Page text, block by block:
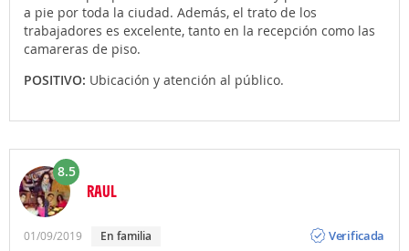
a pie por toda la ciudad. Además, el trato de los
trabajadores es excelente, tanto en la recepción como las
camareras de piso.
POSITIVO: Ubicación y atención al público.
8.5
RAUL
01/09/2019 en familia
Verificada